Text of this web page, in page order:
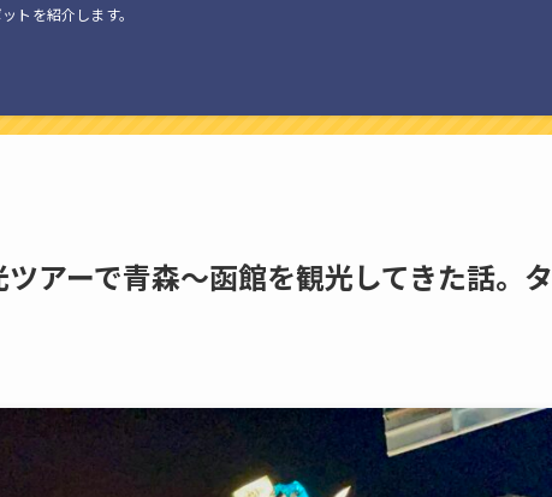
トを紹介します。
アーで青森〜函館を観光してきた話。タ